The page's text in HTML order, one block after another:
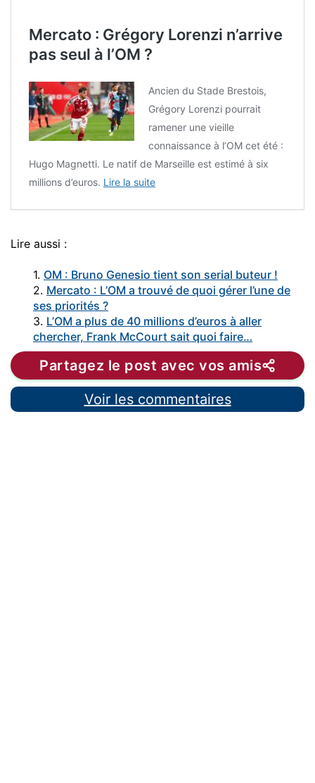
Mercato : Grégory Lorenzi n’arrive
pas seul à l’OM ?
Ancien du Stade Brestois,
Grégory Lorenzi pourrait
ramener une vieille
connaissance à l’OM cet été :
Hugo Magnetti. Le natif de Marseille est estimé à six
millions d’euros. Lire la suite
Lire aussi :
1. OM : Bruno Genesio tient son serial buteur !
2. Mercato : L’OM a trouvé de quoi gérer l’une de
ses priorités ?
3. L’OM a plus de 40 millions d’euros à aller
chercher, Frank McCourt sait quoi faire…
Partagez le post avec vos amis
Voir les commentaires